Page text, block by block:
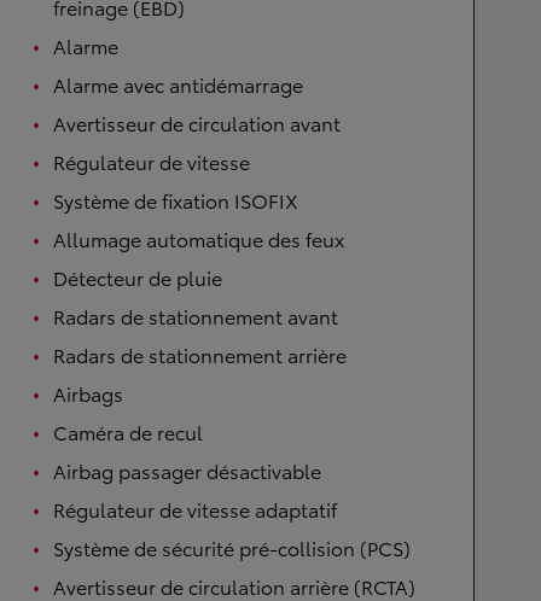
freinage (EBD)
Alarme
Alarme avec antidémarrage
Avertisseur de circulation avant
Régulateur de vitesse
Système de fixation ISOFIX
Allumage automatique des feux
Détecteur de pluie
Radars de stationnement avant
Radars de stationnement arrière
Airbags
Caméra de recul
Airbag passager désactivable
Régulateur de vitesse adaptatif
Système de sécurité pré-collision (PCS)
Avertisseur de circulation arrière (RCTA)